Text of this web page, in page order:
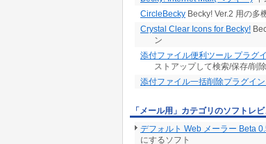
CircleBecky Becky! Ver.2 用の多
Crystal Clear Icons for Becky!
ン
添付ファイル便利ツール プラグ
ストアップして検索/保存/削除
添付ファイル一括削除プラグイ
「メール用」カテゴリのソフトレ
デフォルト Web メーラー Beta
にするソフト